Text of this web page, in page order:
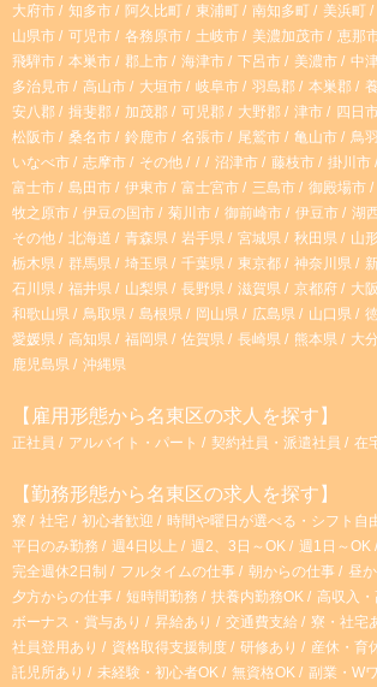
大府市
知多市 阿久比町 東浦町 南知多町 美浜町
山県市
可児市 各務原市 土岐市 美濃加茂市 恵那
飛騨市
本巣市 郡上市 海津市 下呂市 美濃市 中
多治見市
高山市 大垣市 岐阜市 羽島郡 本巣郡
安八郡
揖斐郡 加茂郡 可児郡 大野郡 津市 四日
松阪市
桑名市 鈴鹿市 名張市 尾鷲市 亀山市 鳥
いなべ市
志摩市 その他 沼津市 藤枝市 掛川市
富士市
島田市 伊東市 富士宮市 三島市 御殿場市
牧之原市
伊豆の国市 菊川市 御前崎市 伊豆市 湖
その他
北海道 青森県 岩手県 宮城県 秋田県 山
栃木県
群馬県 埼玉県 千葉県 東京都 神奈川県
石川県
福井県 山梨県 長野県 滋賀県 京都府 大
和歌山県
鳥取県 島根県 岡山県 広島県 山口県
愛媛県
高知県 福岡県 佐賀県 長崎県 熊本県 大
鹿児島県
沖縄県
【雇用形態から名東区の求人を探す】
正社員 アルバイト・パート 契約社員・派遣社員 在
【勤務形態から名東区の求人を探す】
寮 社宅 初心者歓迎 時間や曜日が選べる・シフト自
平日のみ勤務
週4日以上 週2、3日～OK 週1日～OK
完全週休2日制
フルタイムの仕事 朝からの仕事
昼
夕方からの仕事
短時間勤務 扶養内勤務OK
高収入
ボーナス・賞与あり
昇給あり 交通費支給 寮・社宅
社員登用あり
資格取得支援制度 研修あり
産休・育
託児所あり
未経験・初心者OK 無資格OK
副業・W